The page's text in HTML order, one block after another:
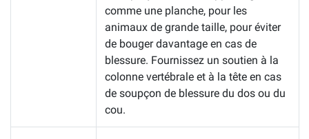
comme une planche, pour les
animaux de grande taille, pour éviter
de bouger davantage en cas de
blessure. Fournissez un soutien à la
colonne vertébrale et à la tête en cas
de soupçon de blessure du dos ou du
cou.